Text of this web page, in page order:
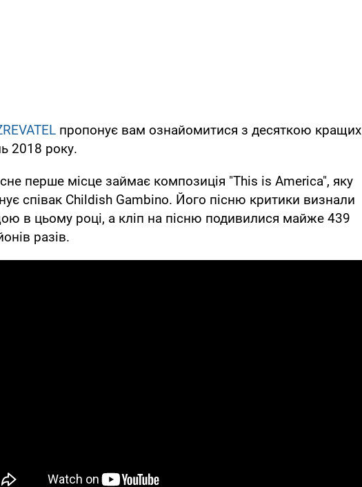
пропонує вам ознайомитися з десяткою кращих
2018 року.
перше місце займає композиція "This is America", яку
співак Childish Gambino. Його пісню критики визнали
в цьому році, а кліп на пісню подивилися майже 439
разів.